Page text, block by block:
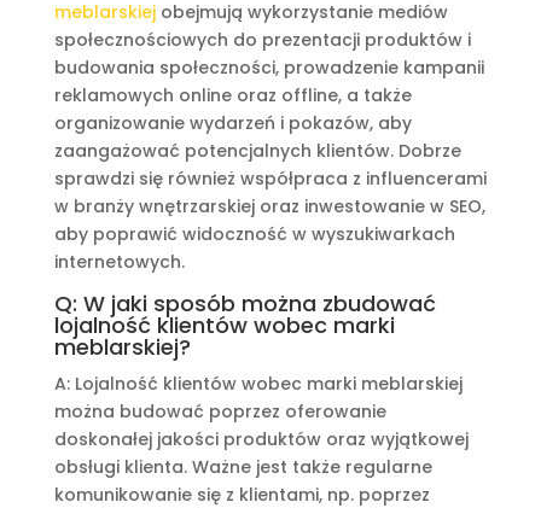
meblarskiejobejmują wykorzystanie mediów
społecznościowych do prezentacji produktów i
budowania społeczności, prowadzenie kampanii
reklamowych online oraz offline, a także
organizowanie wydarzeń i pokazów, aby
zaangażować potencjalnych klientów. Dobrze
sprawdzi się również współpraca z influencerami
w branży wnętrzarskiej oraz inwestowanie w SEO,
aby poprawić widoczność w wyszukiwarkach
internetowych.
Q: W jaki sposób można zbudować
lojalność klientów wobec marki
meblarskiej?
A: Lojalność klientów wobec marki meblarskiej
można budować poprzez oferowanie
doskonałej jakości produktów oraz wyjątkowej
obsługi klienta. Ważne jest także regularne
komunikowanie się z klientami, np. poprzez